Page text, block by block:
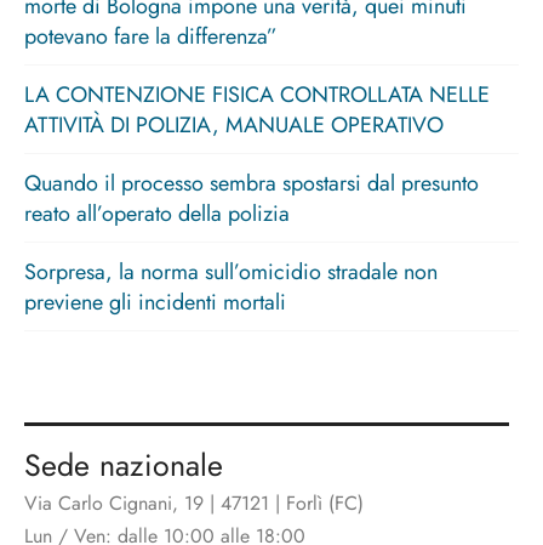
potevano fare la differenza”
LA CONTENZIONE FISICA CONTROLLATA NELLE
ATTIVITÀ DI POLIZIA, MANUALE OPERATIVO
Quando il processo sembra spostarsi dal presunto
reato all’operato della polizia
Sorpresa, la norma sull’omicidio stradale non
previene gli incidenti mortali
Sede nazionale
Via Carlo Cignani, 19 | 47121 | Forlì (FC)
Lun / Ven: dalle 10:00 alle 18:00